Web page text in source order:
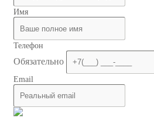
Имя
Телефон
Обязательно
Email